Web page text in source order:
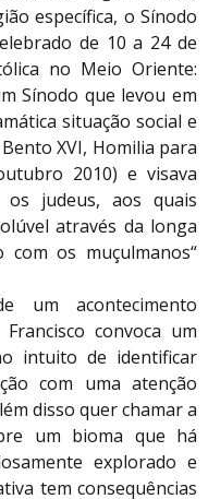
específica, o Sínodo
de 10 a 24 de
no Meio Oriente:
Sínodo que levou em
situação social e
XVI, Homilia para
2010) e visava
os judeus, aos quais
através da longa
com os muçulmanos“
um acontecimento
convoca um
intuito de identificar
com uma atenção
disso quer chamar a
um bioma que há
explorado e
tem consequências